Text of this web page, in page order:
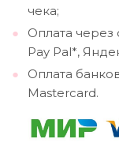
чека;
Оплата через
Pay Pal*,
Оплата
Mastercard.